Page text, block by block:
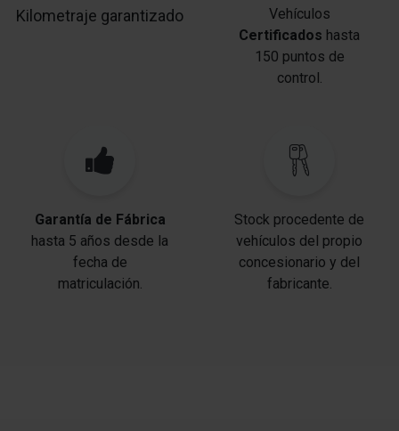
Asistente a la conducción: Asistente activo del
peatones
Asistente a la conducción: Sistema de aviso-cambio
Asistente a la conducción: Asistente de
mantenimiento de carril Activo
Columna de dirección (Volante) regulable en altura
Kilometraje garantizado
Vehículos
Certificados hasta
150 puntos de
control.
Garantía de Fábrica
hasta 5 años desde la
fecha de
matriculación.
Stock procedente de
vehículos del propio
concesionario y del
fabricante.